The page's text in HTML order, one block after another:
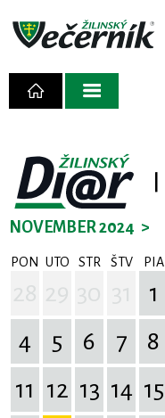
NOVEMBER 2024 >
PON UTO STR ŠTV PIA
1
4
5 6 7 8
11 12 13 14 15